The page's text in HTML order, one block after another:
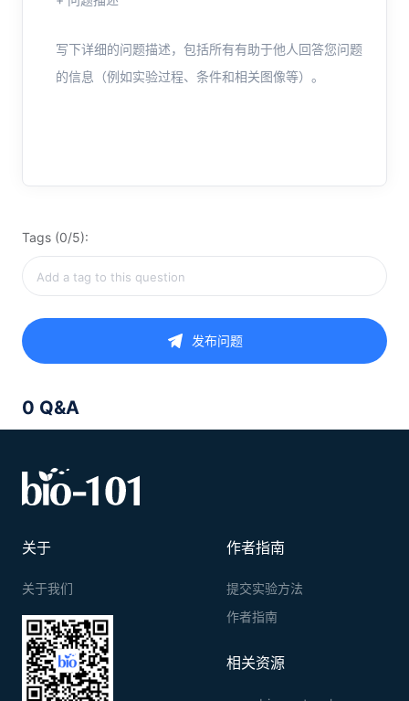
写下详细的问题描述，包括所有有助于他人回答您问题
的信息（例如实验过程、条件和相关图像等）。
Tags (0/5):
发布问题
0 Q&A
关于
关于我们
作者指南
提交实验方法
作者指南
相关资源